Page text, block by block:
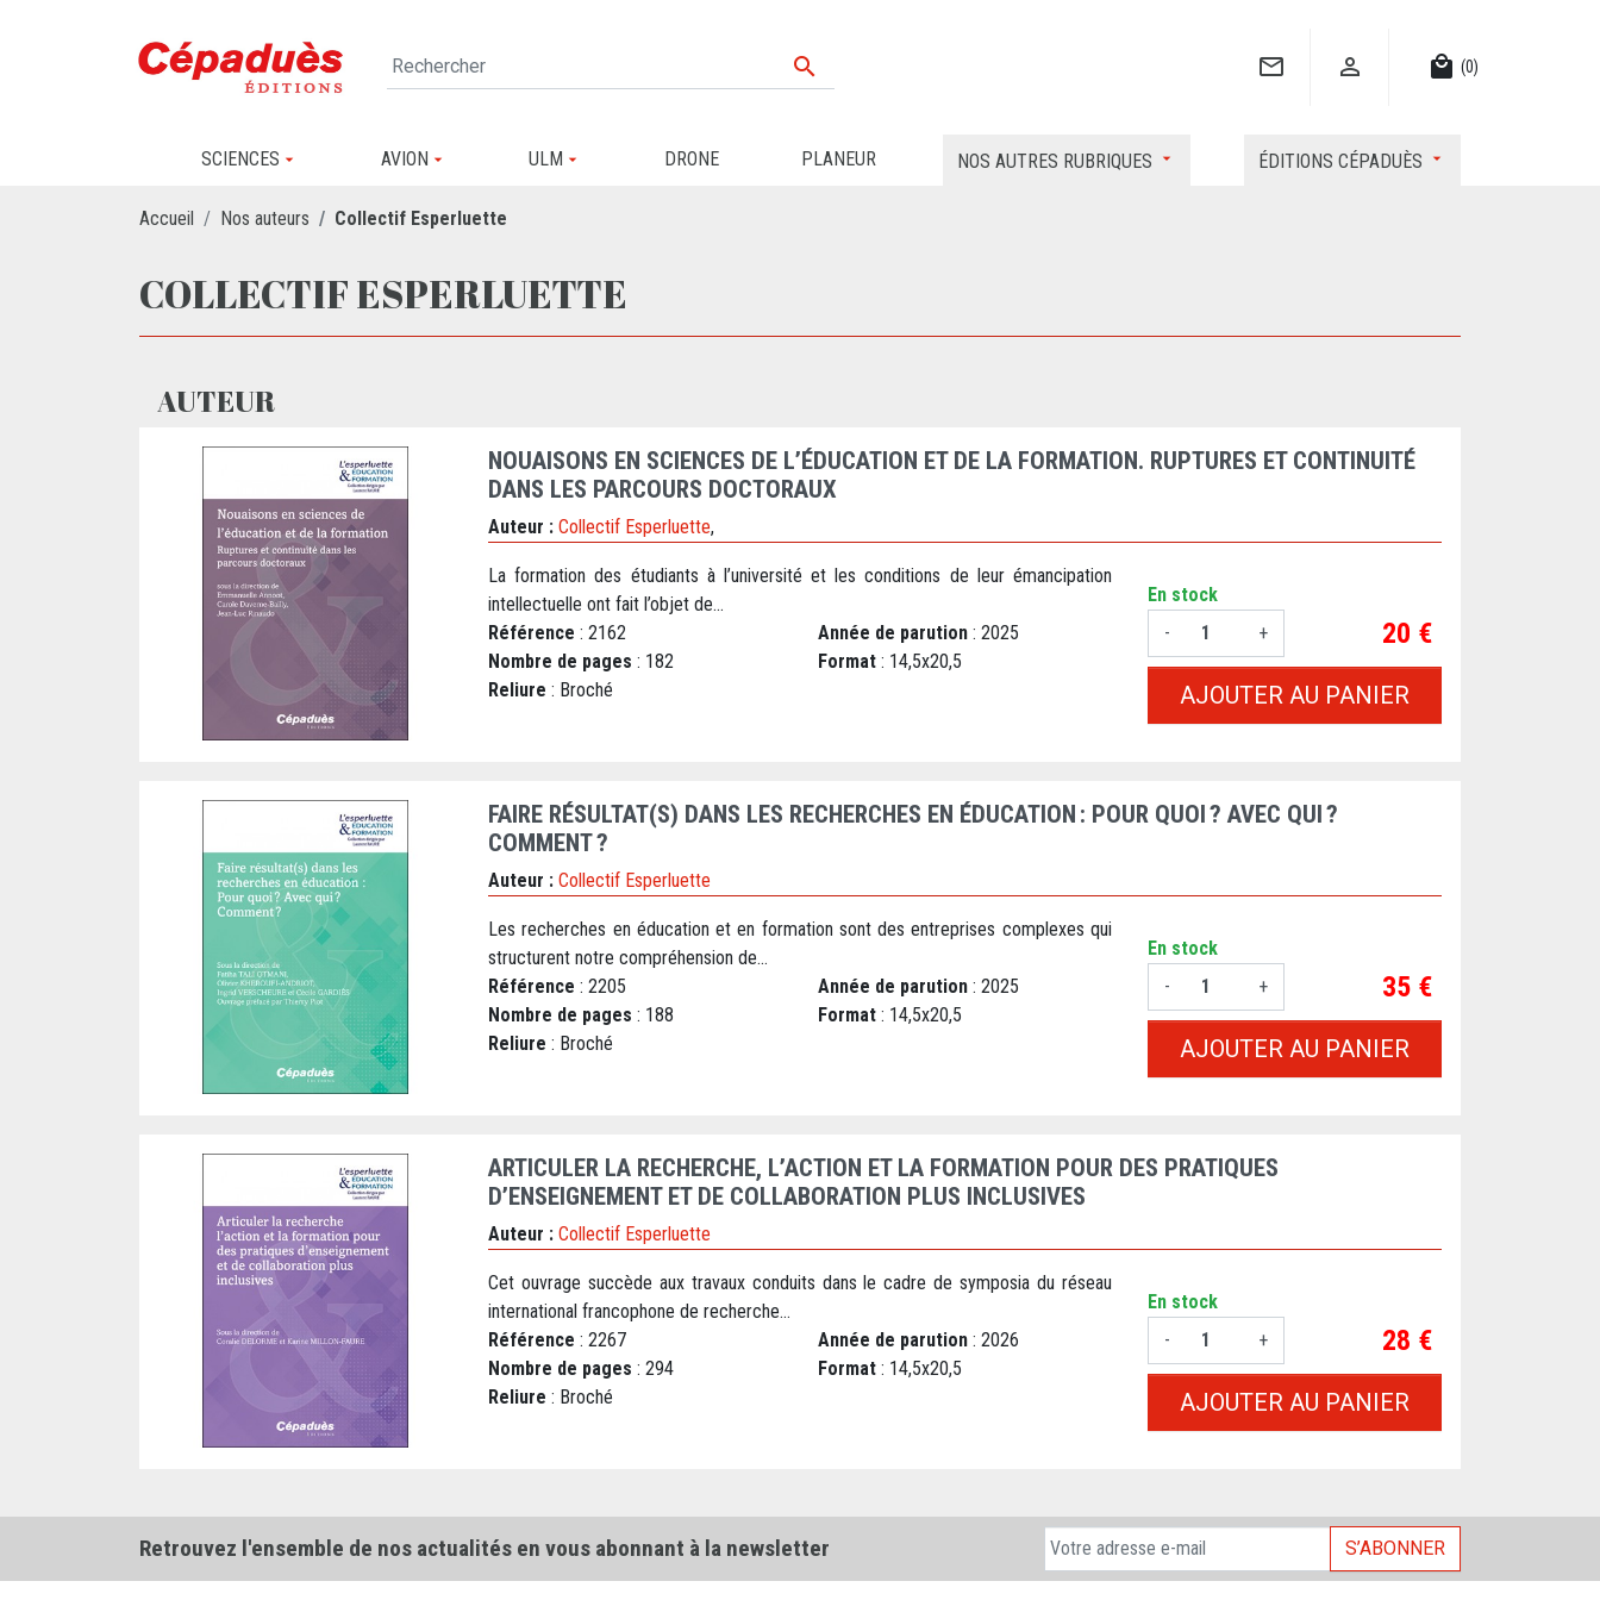
   local_mall (0)
SCIENCES AVION ULM DRONE PLANEUR NOS AUTRES RUBRIQUES ÉDITIONS CÉPADUÈS
Accueil Nos auteurs Collectif Esperluette
COLLECTIF ESPERLUETTE
AUTEUR
NOUAISONS EN SCIENCES DE L’ÉDUCATION ET DE LA FORMATION. RUPTURES ET CONTINUITÉ
DANS LES PARCOURS DOCTORAUX
Auteur : Collectif Esperluette,
La formation des étudiants à l’université et les conditions de leur émancipation
intellectuelle ont fait l’objet de...
Référence : 2162 Année de parution : 2025
Nombre de pages : 182 Format : 14,5x20,5
Reliure : Broché
En stock
-
+ Prix
20 €
AJOUTER AU PANIER
FAIRE RÉSULTAT(S) DANS LES RECHERCHES EN ÉDUCATION : POUR QUOI ? AVEC QUI ?
COMMENT ?
Auteur : Collectif Esperluette
Les recherches en éducation et en formation sont des entreprises complexes qui
structurent notre compréhension de...
Référence : 2205 Année de parution : 2025
Nombre de pages : 188 Format : 14,5x20,5
Reliure : Broché
En stock
-
+ Prix
35 €
AJOUTER AU PANIER
ARTICULER LA RECHERCHE, L’ACTION ET LA FORMATION POUR DES PRATIQUES
D’ENSEIGNEMENT ET DE COLLABORATION PLUS INCLUSIVES
Auteur : Collectif Esperluette
Cet ouvrage succède aux travaux conduits dans le cadre de symposia du réseau
international francophone de recherche...
Référence : 2267 Année de parution : 2026
Nombre de pages : 294 Format : 14,5x20,5
Reliure : Broché
En stock
-
+ Prix
28 €
AJOUTER AU PANIER
Retrouvez l'ensemble de nos actualités en vous abonnant à la newsletter S’ABONNER